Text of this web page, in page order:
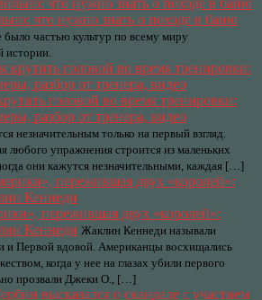
что нужно знать о походе в баню
было частью культур по всему миру
истории.
головой во время тренировки:
разбор от тренера, видео
незначительным только на первый взгляд.
любого упражнения строится из маленьких
они кажутся незначительными, каждая […]
пережившая двух «королей»:
Кеннеди Жаклин Кеннеди называли
и Первой вдовой. Американцы восхищались
когда у нее на глазах убили первого
прозвали Джеки О., […]